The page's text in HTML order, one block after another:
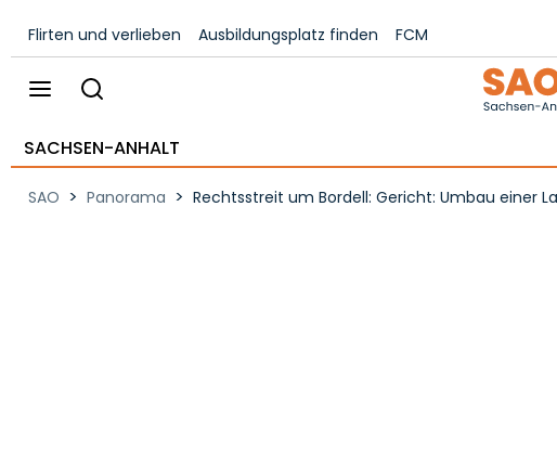
Flirten und verlieben Ausbildungsplatz finden FCM
SACHSEN-ANHALT
SAO > Panorama > Rechtsstreit um Bordell: Gericht: Umbau einer